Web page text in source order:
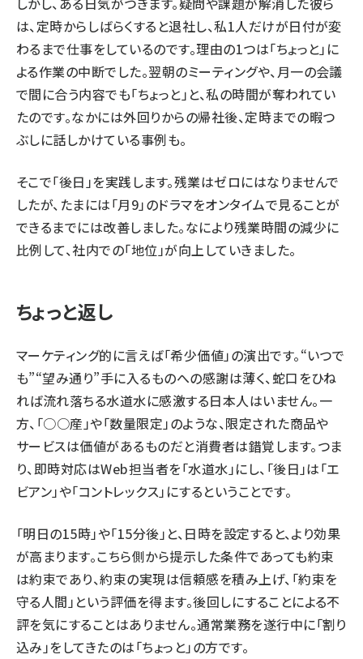
は、定時からしばらくすると退社し、私1人だけが日付が変
わるまで仕事をしているのです。理由の1つは「ちょっと」に
よる作業の中断でした。翌朝のミーティングや、月一の会議
で間に合う内容でも「ちょっと」と、私の時間が奪われてい
たのです。なかには外回りからの帰社後、定時までの暇つ
ぶしに話しかけている事例も。
そこで「後日」を実践します。残業はゼロにはなりませんで
したが、たまには「月9」のドラマをオンタイムで見ることが
できるまでには改善しました。なにより残業時間の減少に
比例して、社内での「地位」が向上していきました。
ちょっと返し
マーケティング的に言えば「希少価値」の演出です。“いつで
も”“望み通り”手に入るものへの感謝は薄く、蛇口をひね
れば流れ落ちる水道水に感激する日本人はいません。一
方、「○○産」や「数量限定」のような、限定された商品や
サービスは価値があるものだと消費者は錯覚します。つま
り、即時対応はWeb担当者を「水道水」にし、「後日」は「エ
ビアン」や「コントレックス」にするということです。
「明日の15時」や「15分後」と、日時を設定すると、より効果
が高まります。こちら側から提示した条件であっても約束
は約束であり、約束の実現は信頼感を積み上げ、「約束を
守る人間」という評価を得ます。後回しにすることによる不
評を気にすることはありません。通常業務を遂行中に「割り
込み」をしてきたのは「ちょっと」の方です。